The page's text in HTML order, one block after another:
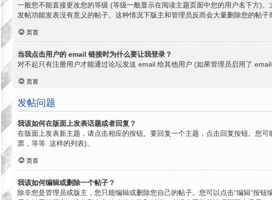
一般您不能直接更改您的等级 (等级一般显示在阅读主题页面中您的用户名下方)
发帖功能发表没有意义的帖子。这种情况下版主和管理员反而会大量删除您的帖子
页首
当我点击用户的 email 链接时为什么要让我登录？
对不起只有注册用户才能通过论坛发送 email 给其他用户 (如果管理员启用了
页首
发帖问题
我该如何在版面上发表话题或者回复？
在版面上发表新主题，请点击相应的按钮。要回复一个主题，点击回复按钮。您
票，等等. 这样的列表)。
页首
我该如何编辑或删除一个帖子？
除非您是管理员或版主，您只能编辑或删除您自己的帖子。您可以点击“编辑”按